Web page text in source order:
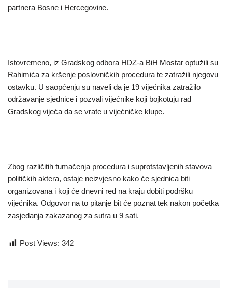
partnera Bosne i Hercegovine.
Istovremeno, iz Gradskog odbora HDZ-a BiH Mostar optužili su
Rahimića za kršenje poslovničkih procedura te zatražili njegovu
ostavku. U saopćenju su naveli da je 19 vijećnika zatražilo
održavanje sjednice i pozvali vijećnike koji bojkotuju rad
Gradskog vijeća da se vrate u vijećničke klupe.
Zbog različitih tumačenja procedura i suprotstavljenih stavova
političkih aktera, ostaje neizvjesno kako će sjednica biti
organizovana i koji će dnevni red na kraju dobiti podršku
vijećnika. Odgovor na to pitanje bit će poznat tek nakon početka
zasjedanja zakazanog za sutra u 9 sati.
Post Views: 342